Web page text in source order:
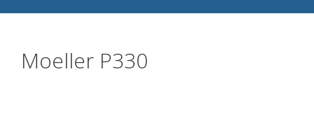
Moeller P330